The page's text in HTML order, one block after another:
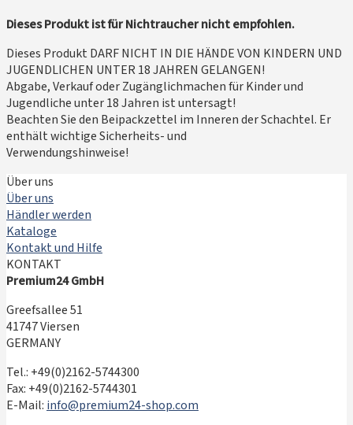
Dieses Produkt ist für Nichtraucher nicht empfohlen.
Dieses Produkt DARF NICHT IN DIE HÄNDE VON KINDERN UND
JUGENDLICHEN UNTER 18 JAHREN GELANGEN!
Abgabe, Verkauf oder Zugänglichmachen für Kinder und
Jugendliche unter 18 Jahren ist untersagt!
Beachten Sie den Beipackzettel im Inneren der Schachtel. Er
enthält wichtige Sicherheits- und
Verwendungshinweise!
Über uns
Über uns
Händler werden
Kataloge
Kontakt und Hilfe
KONTAKT
Premium24 GmbH
Greefsallee 51
41747 Viersen
GERMANY
Tel.: +49(0)2162-5744300
Fax: +49(0)2162-5744301
E-Mail: info@premium24-shop.com